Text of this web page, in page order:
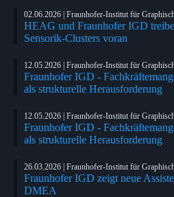
02.06.2026 | Fraunhofer-Institut für
HEAG und Fraunhofer IGD
Sensorik-Clusters voran
12.05.2026 | Fraunhofer-Institut für
Fraunhofer IGD -
als strukturelle Herausforderung
12.05.2026 | Fraunhofer-Institut für
Fraunhofer IGD -
als strukturelle Herausforderung
26.03.2026 | Fraunhofer-Institut für
Fraunhofer IGD zeigt neue
DMEA